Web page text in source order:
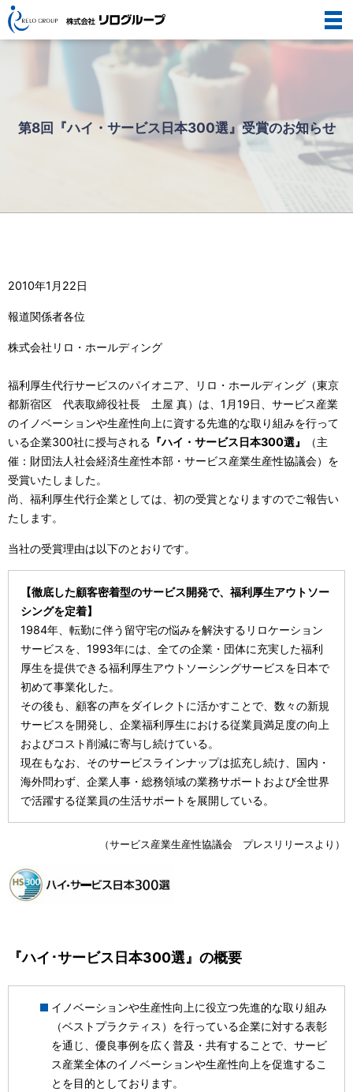
第8回『ハイ・サービス日本300選』受賞のお知らせ
2010年1月22日
報道関係者各位
株式会社リロ・ホールディング
福利厚生代行サービスのパイオニア、リロ・ホールディング（東京
都新宿区 代表取締役社長 土屋 真）は、1月19日、サービス産業
のイノベーションや生産性向上に資する先進的な取り組みを行って
いる企業300社に授与される 『ハイ・サービス日本300選』
（主
催：財団法人社会経済生産性本部・サービス産業生産性協議会）を
受賞いたしました。
尚、福利厚生代行企業としては、初の受賞となりますのでご報告い
たします。
当社の受賞理由は以下のとおりです。
【徹底した顧客密着型のサービス開発で、福利厚生アウトソー
シングを定着】
1984年、転勤に伴う留守宅の悩みを解決するリロケーション
サービスを、1993年には、全ての企業・団体に充実した福利
厚生を提供できる福利厚生アウトソーシングサービスを日本で
初めて事業化した。
その後も、顧客の声をダイレクトに活かすことで、数々の新規
サービスを開発し、企業福利厚生における従業員満足度の向上
およびコスト削減に寄与し続けている。
現在もなお、そのサービスラインナップは拡充し続け、国内・
海外問わず、企業人事・総務領域の業務サポートおよび全世界
で活躍する従業員の生活サポートを展開している。
（サービス産業生産性協議会 プレスリリースより）
『ハイ･サービス日本300選』の概要
イノベーションや生産性向上に役立つ先進的な取り組み
（ベストプラクティス）を行っている企業に対する表彰
を通じ、優良事例を広く普及・共有することで、サービ
ス産業全体のイノベーションや生産性向上を促進するこ
とを目的としております。